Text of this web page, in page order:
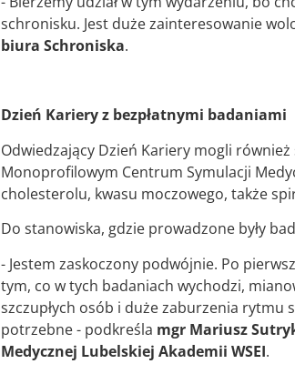
schronisku. Jest duże zainteresowanie
biura Schroniska.
Dzień Kariery z bezpłatnymi badaniami
Odwiedzający Dzień Kariery mogli
Monoprofilowym Centrum Symulacji
cholesterolu, kwasu moczowego, także
Do stanowiska, gdzie prowadzone były
- Jestem zaskoczony podwójnie. Po
tym, co w tych badaniach wychodzi,
szczupłych osób i duże zaburzenia rytmu
potrzebne - podkreśla mgr Mariusz
Medycznej Lubelskiej Akademii WSEI.